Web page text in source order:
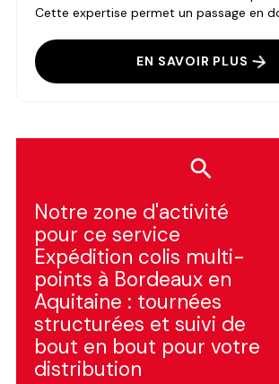
Cette expertise permet un passage en
EN SAVOIR PLUS
Notre zone d'activité
pour ce service
Expédition colis multi-
points à Bordeaux en
Aquitaine : tournées
structurées et suivi de
bout en bout pour votre
distribution